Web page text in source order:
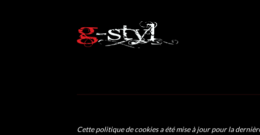
Cette politique de cookies a été mise à jour pour la